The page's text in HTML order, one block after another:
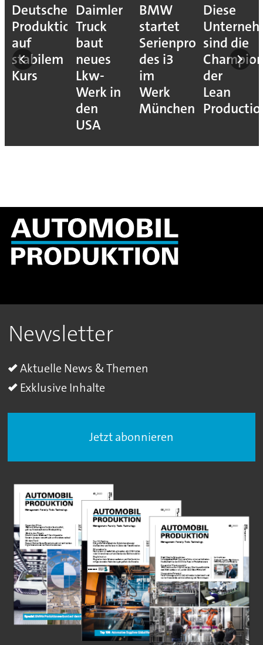
Deutsche
Produktion
auf
stabilem
Kurs
Daimler
Truck
baut
neues
Lkw-
Werk in
den
USA
BMW
startet
Serienproduktion
des i3
im
Werk
München
Diese
sind die
der
Lean
Newsletter
Aktuelle News & Themen
Exklusive Inhalte
Jetzt abonnieren